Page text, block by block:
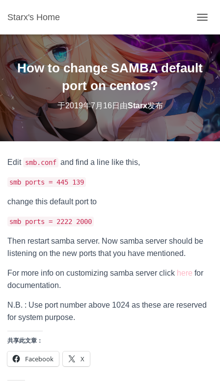
Starx's Home
How to change SAMBA default
port on centos?
于2019年7月16日由Starx发布
Edit smb.conf and find a line like this,
smb ports = 445 139
change this default port to
smb ports = 2222 2000
Then restart samba server. Now samba server should be
listening on the new ports that you have mentioned.
For more info on customizing samba server click here for
documentation.
N.B. : Use port number above 1024 as these are reserved
for system purpose.
共享此文章：
Facebook X